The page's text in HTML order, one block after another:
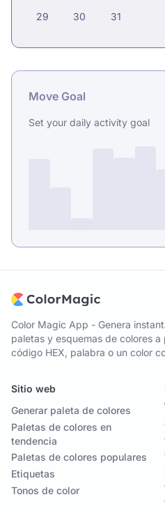
29 30 31
Move Goal
Set your daily activity goal
Color Magic App - Genera
paletas y esquemas de colores
código HEX, palabra o un color
Sitio web
Generar paleta de colores
Paletas de colores en
tendencia
Paletas de colores populares
Etiquetas
Tonos de color